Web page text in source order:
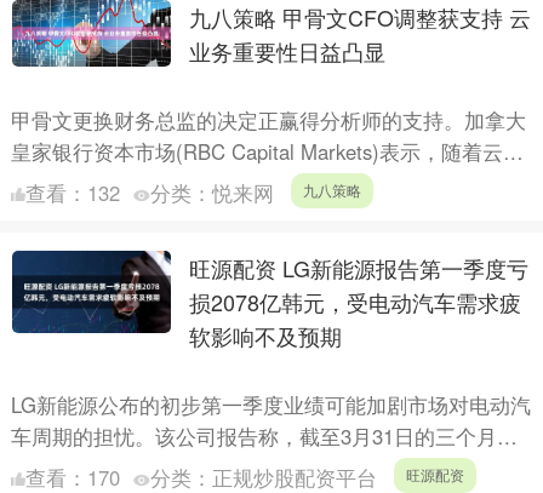
九八策略 甲骨文CFO调整获支持 云
业务重要性日益凸显
甲骨文更换财务总监的决定正赢得分析师的支持。加拿大
皇家银行资本市场(RBC Capital Markets)表示，随着云基
础设施对增长变得更为核心，这一举措符合....
查看： 132 分类：悦来网 九八策略
旺源配资 LG新能源报告第一季度亏
损2078亿韩元，受电动汽车需求疲
软影响不及预期
LG新能源公布的初步第一季度业绩可能加剧市场对电动汽
车周期的担忧。该公司报告称，截至3月31日的三个月内
营业亏损为2078亿韩元，高于预期的1405亿韩元亏
查看： 170 分类： 正规炒股配资平台 旺源配资